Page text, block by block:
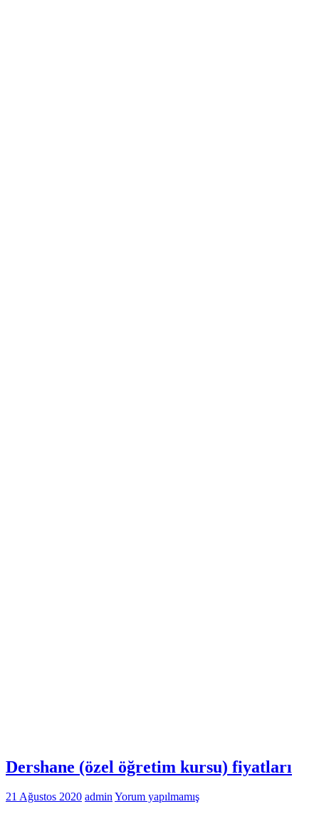
Dershane (özel öğretim kursu) fiyatları
21 Ağustos 2020 adminYorum yapılmamış